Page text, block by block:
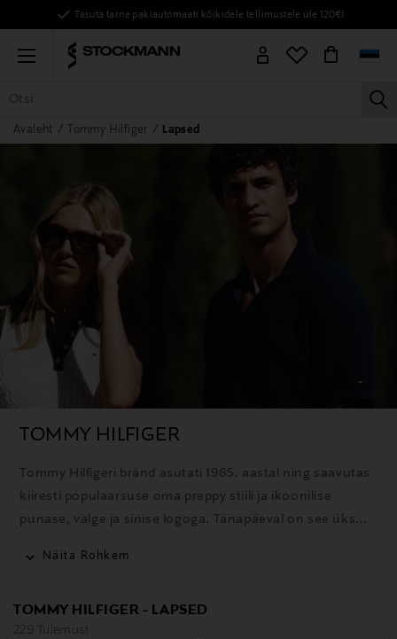
Tasuta tarne pakiautomaati kõikidele tellimustele üle 120€!
Menu
KÕIK TOOTED NAISED MEHED
Avaleht Tommy Hilfiger Lapsed
TOMMY HILFIGER
Tommy Hilfigeri bränd asutati 1985. aastal ning saavutas
kiiresti populaarsuse oma preppy stiili ja ikoonilise
punase, valge ja sinise logoga. Tänapäeval on see üks
Näita Rohkem
TOMMY HILFIGER - LAPSED
229 Tulemust